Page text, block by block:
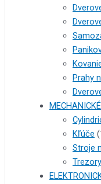
Prahy
Kľúče
Stroje